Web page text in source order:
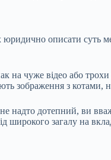
описати суть
чуже відео або
зображення з котами,
надто дотепний, ви
широкого загалу на